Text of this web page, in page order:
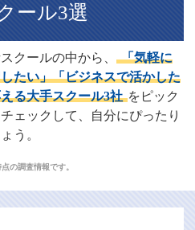
ール3選
クールの中から、 「気軽に
たい」「ビジネスで活かした
る大手スクール3社 をピック
ェックして、自分にぴったり
う。
の調査情報です。